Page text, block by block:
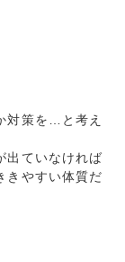
対策を…と考え
出ていなければ
きやすい体質だ